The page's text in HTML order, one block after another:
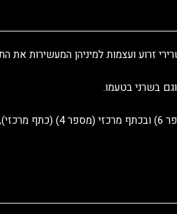
זרוע ועצמות למיניהן המעשירות את
לאלו המעדיפים בשר רזה יותר,מומלץ להשתמש בנתח